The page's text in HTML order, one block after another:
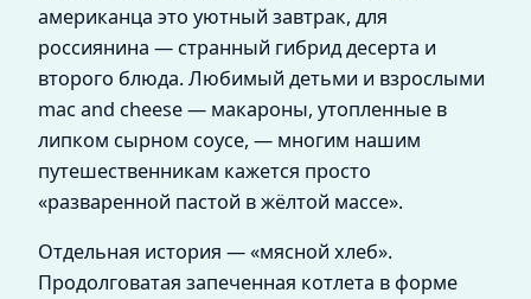
американца это уютный завтрак, для
россиянина — странный гибрид десерта и
второго блюда. Любимый детьми и взрослыми
mac and cheese — макароны, утопленные в
липком сырном соусе, — многим нашим
путешественникам кажется просто
«разваренной пастой в жёлтой массе».
Отдельная история — «мясной хлеб».
Продолговатая запеченная котлета в форме